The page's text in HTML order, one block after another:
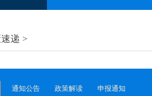
递 >
通知公告 政策解读 申报通知